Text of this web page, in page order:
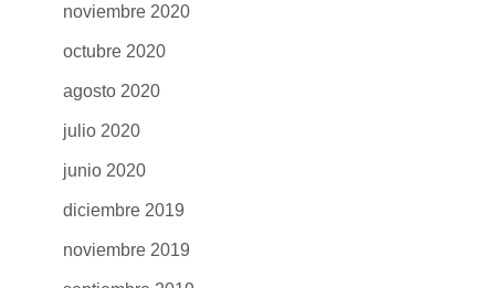
noviembre 2020
octubre 2020
agosto 2020
julio 2020
junio 2020
diciembre 2019
noviembre 2019